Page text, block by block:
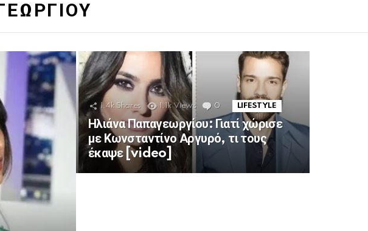
1.4k Shares 1.1k Views 0 Comments
LIFESTYLE
Ηλιάνα Παπαγεωργίου: Γιατί χώρισε
με Κωνσταντίνο Αργυρό, τι τους
έκαψε [video]